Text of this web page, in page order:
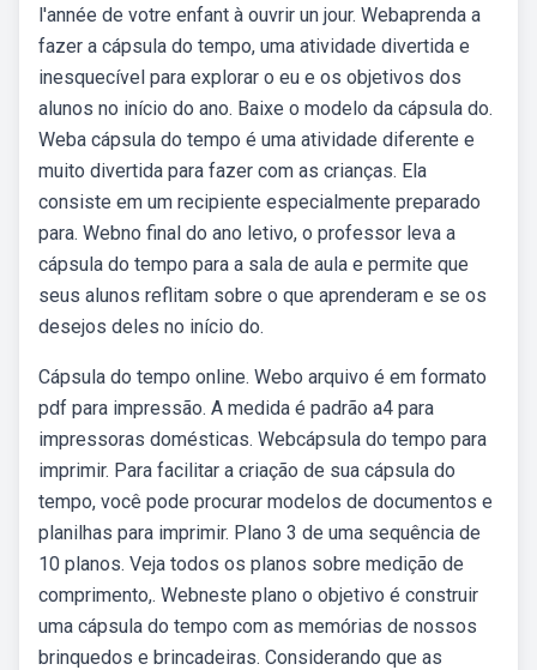
l'année de votre enfant à ouvrir un jour. Webaprenda a
fazer a cápsula do tempo, uma atividade divertida e
inesquecível para explorar o eu e os objetivos dos
alunos no início do ano. Baixe o modelo da cápsula do.
Weba cápsula do tempo é uma atividade diferente e
muito divertida para fazer com as crianças. Ela
consiste em um recipiente especialmente preparado
para. Webno final do ano letivo, o professor leva a
cápsula do tempo para a sala de aula e permite que
seus alunos reflitam sobre o que aprenderam e se os
desejos deles no início do.
Cápsula do tempo online. Webo arquivo é em formato
pdf para impressão. A medida é padrão a4 para
impressoras domésticas. Webcápsula do tempo para
imprimir. Para facilitar a criação de sua cápsula do
tempo, você pode procurar modelos de documentos e
planilhas para imprimir. Plano 3 de uma sequência de
10 planos. Veja todos os planos sobre medição de
comprimento,. Webneste plano o objetivo é construir
uma cápsula do tempo com as memórias de nossos
brinquedos e brincadeiras. Considerando que as